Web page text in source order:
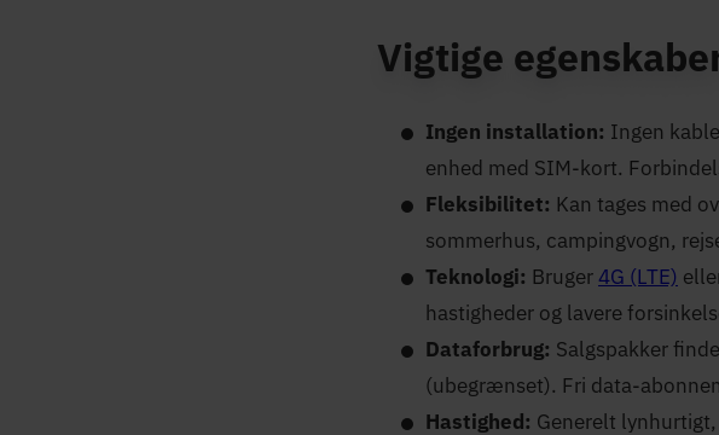
Vigtige
Ingen installation: Ingen
enhed med SIM-kort.
Fleksibilitet: Kan tages med
sommerhus, campingvogn,
Teknologi: Bruger 4G (LTE)
hastigheder og lavere
Dataforbrug: Salgspakker
(ubegrænset). Fri data-
Hastighed: Generelt